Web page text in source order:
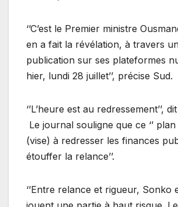
‘’C’est le Premier ministre
en a fait la révélation, à travers
publication sur ses plateformes
hier, lundi 28 juillet’’, précise Sud.
‘’L’heure est au redressement’’,
Le journal souligne que ce ‘’
(vise) à redresser les finances
étouffer la relance’’.
‘’Entre relance et rigueur, Sonko